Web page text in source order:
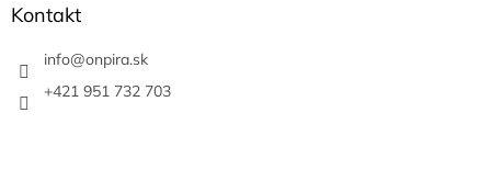
Kontakt
info@onpira.sk
+421 951 732 703